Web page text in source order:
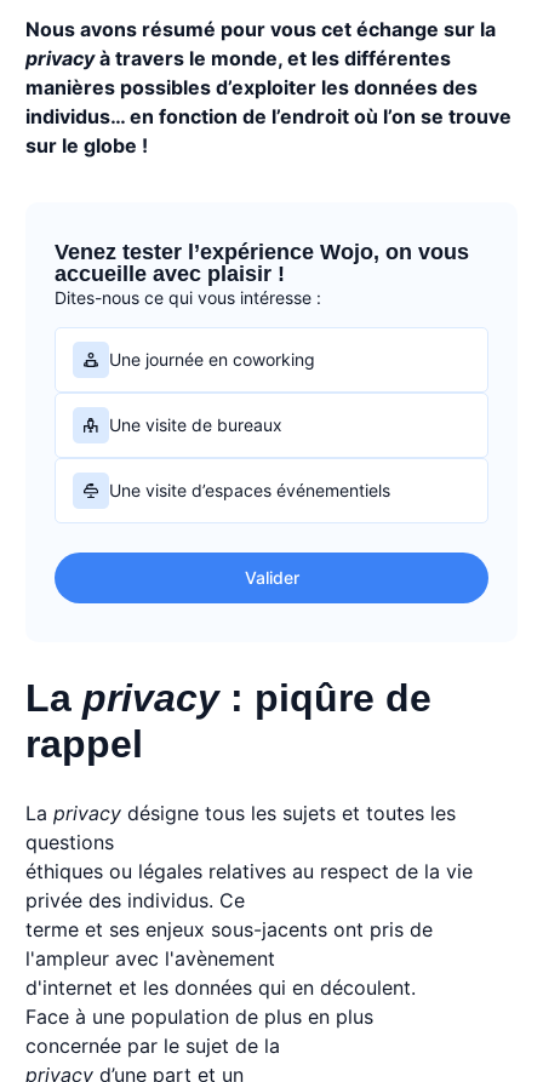
Nous avons résumé pour vous cet échange sur la
privacyà travers le monde, et les différentes
manières possibles d’exploiter les données des
individus… en fonction de l’endroit où l’on se trouve
sur le globe !
Venez tester l’expérience Wojo, on vous
accueille avec plaisir !
Dites-nous ce qui vous intéresse :
Une journée en coworking
Une visite de bureaux
Une visite d’espaces événementiels
Valider
La privacy: piqûre de
rappel
La privacy désigne tous les sujets et toutes les
questions
éthiques ou légales relatives au respect de la vie
privée des individus. Ce
terme et ses enjeux sous-jacents ont pris de
l'ampleur avec l'avènement
d'internet et les données qui en découlent.
Face à une population de plus en plus
concernée par le sujet de la
privacy d’une part et un